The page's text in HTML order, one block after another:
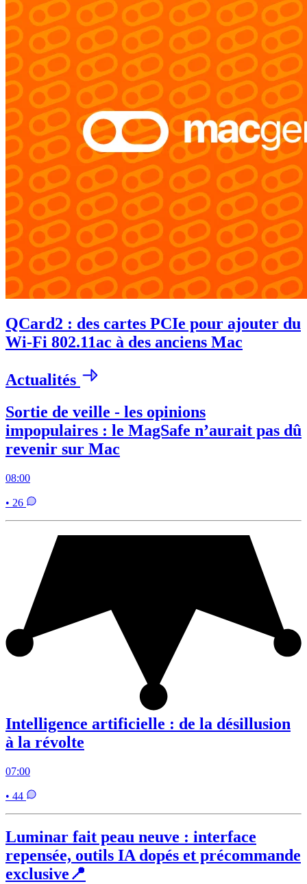
QCard2 : des cartes PCIe pour ajouter du
Wi-Fi 802.11ac à des anciens Mac
Actualités
Sortie de veille - les opinions
impopulaires : le MagSafe n’aurait pas dû
revenir sur Mac
08:00
• 26
Intelligence artificielle : de la désillusion
à la révolte
07:00
• 44
Luminar fait peau neuve : interface
repensée, outils IA dopés et précommande
exclusive📍